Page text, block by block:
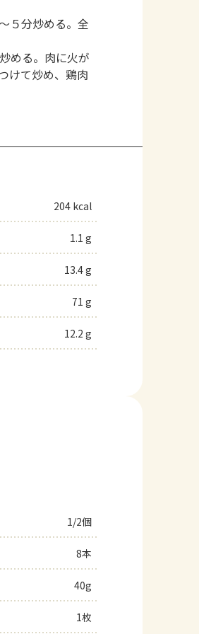
５分炒める。全
める。肉に火が
けて炒め、鶏肉
204 kcal
1.1 g
13.4 g
71 g
12.2 g
1/2個
8本
40g
1枚